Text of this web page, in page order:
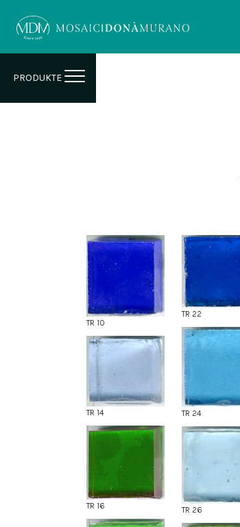
PRODUKTE
TR 10
TR 14
TR 16
TR 22
TR 24
TR 26